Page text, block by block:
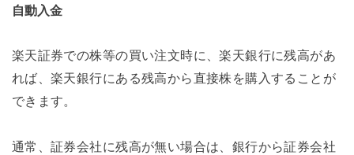
自動入金
楽天証券での株等の買い注文時に、楽天銀行に残高があ
れば、楽天銀行にある残高から直接株を購入することが
できます。
通常、証券会社に残高が無い場合は、銀行から証券会社